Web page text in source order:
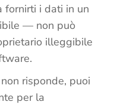
fornirti i dati in un
— non può
illeggibile
risponde, puoi
per la